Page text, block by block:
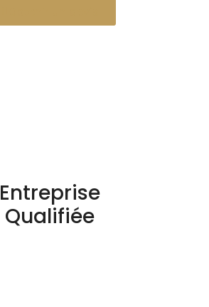
Entreprise
Qualifiée